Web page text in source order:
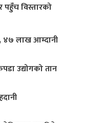
पहुँच विस्तारको
४७ लाख आम्दानी
उद्योगको तान